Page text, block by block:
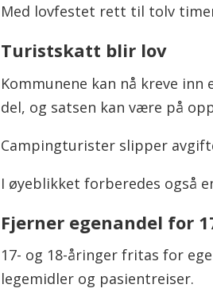
Med lovfestet rett til tolv
Turistskatt blir lov
Kommunene kan nå kreve
del, og satsen kan være på
Campingturister slipper
I øyeblikket forberedes også
Fjerner egenandel for
17- og 18-åringer fritas for
legemidler og pasientreiser.